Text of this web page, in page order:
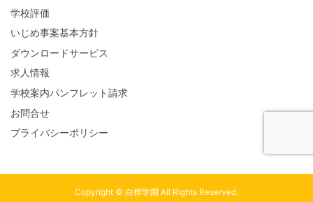
学校評価
いじめ事案基本方針
ダウンロードサービス
求人情報
学校案内パンフレット請求
お問合せ
プライバシーポリシー
Copyright © 白樺学園 All Rights Reserved.